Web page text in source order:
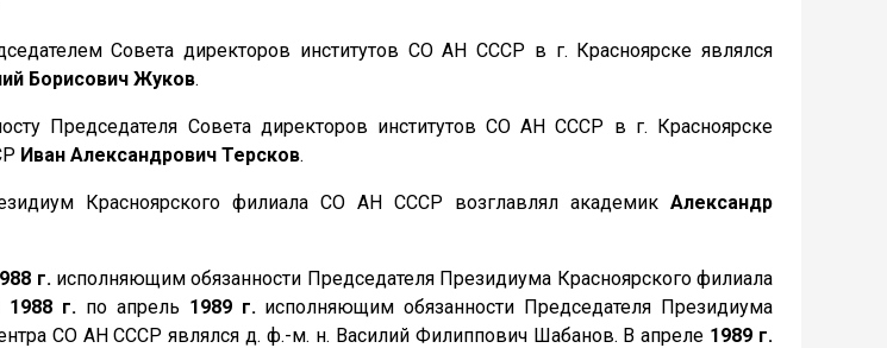
Совета директоров институтов СО АН СССР в г. Красноярске являлся
Борисович Жуков.
Председателя Совета директоров институтов СО АН СССР в г. Красноярске
Иван Александрович Терсков.
Красноярского филиала СО АН СССР возглавлял академик Александр
г. исполняющим обязанности Председателя Президиума Красноярского филиала
1988 г. по апрель 1989 г. исполняющим обязанности Председателя Президиума
СО АН СССР являлся д. ф.-м. н. Василий Филиппович Шабанов. В апреле 1989 г.